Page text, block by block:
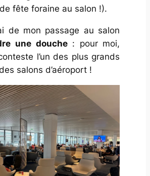
fête foraine au salon !).
de mon passage au salon
une douche: pour moi,
l’un des plus grands
salons d’aéroport !